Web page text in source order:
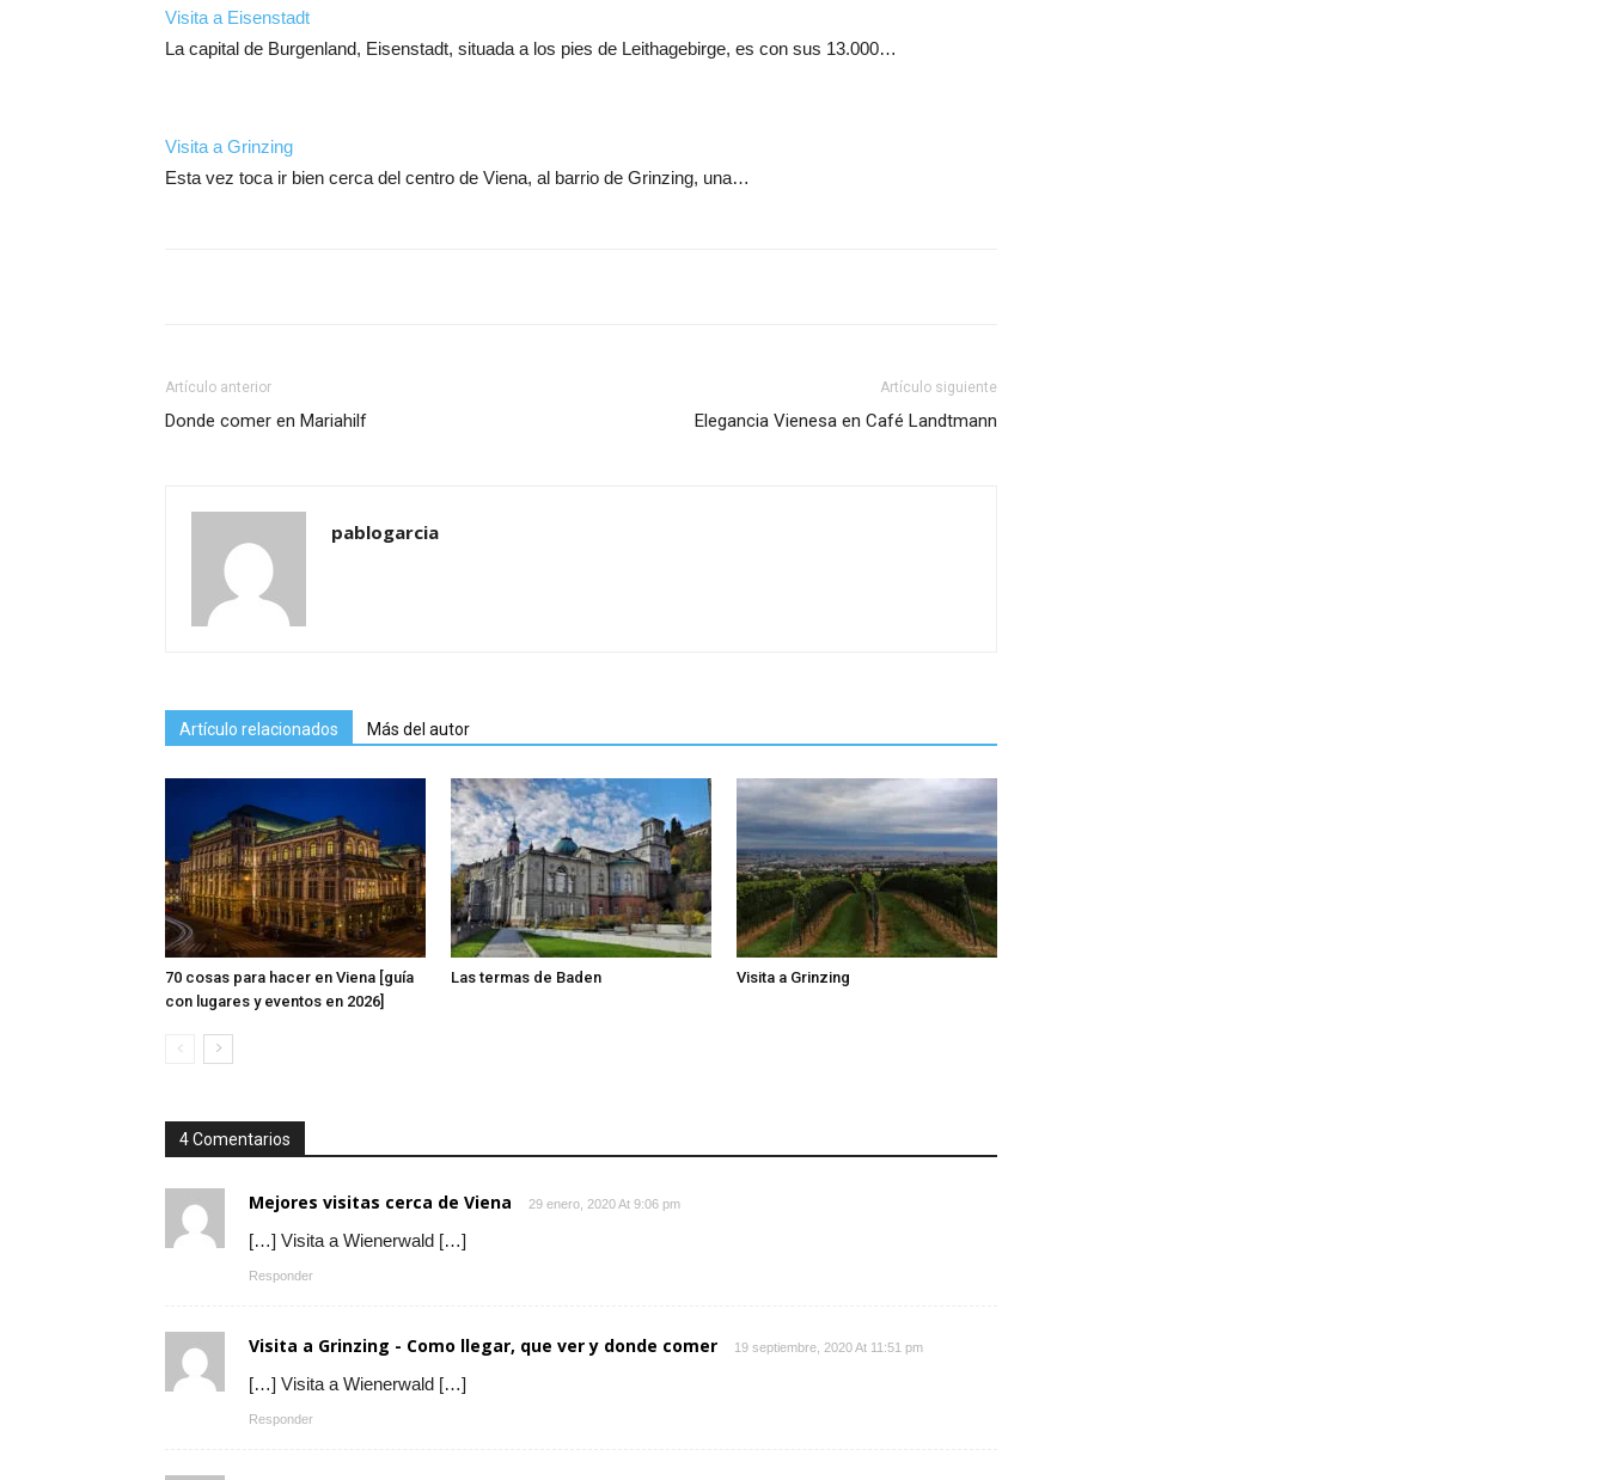
Visita a Eisenstadt
La capital de Burgenland, Eisenstadt, situada a los pies de Leithagebirge, es con sus 13.000…
Visita a Grinzing
Esta vez toca ir bien cerca del centro de Viena, al barrio de Grinzing, una…
Artículo anterior
Donde comer en Mariahilf
Artículo siguiente
Elegancia Vienesa en Café Landtmann
pablogarcia
Artículo relacionados Más del autor
70 cosas para hacer en Viena [guía
con lugares y eventos en 2026]
Las termas de Baden Visita a Grinzing
4 Comentarios
Mejores visitas cerca de Viena 29 enero, 2020 At 9:06 pm
[…] Visita a Wienerwald […]
Responder
Visita a Grinzing - Como llegar, que ver y donde comer 19 septiembre, 2020 At 11:51 pm
[…] Visita a Wienerwald […]
Responder